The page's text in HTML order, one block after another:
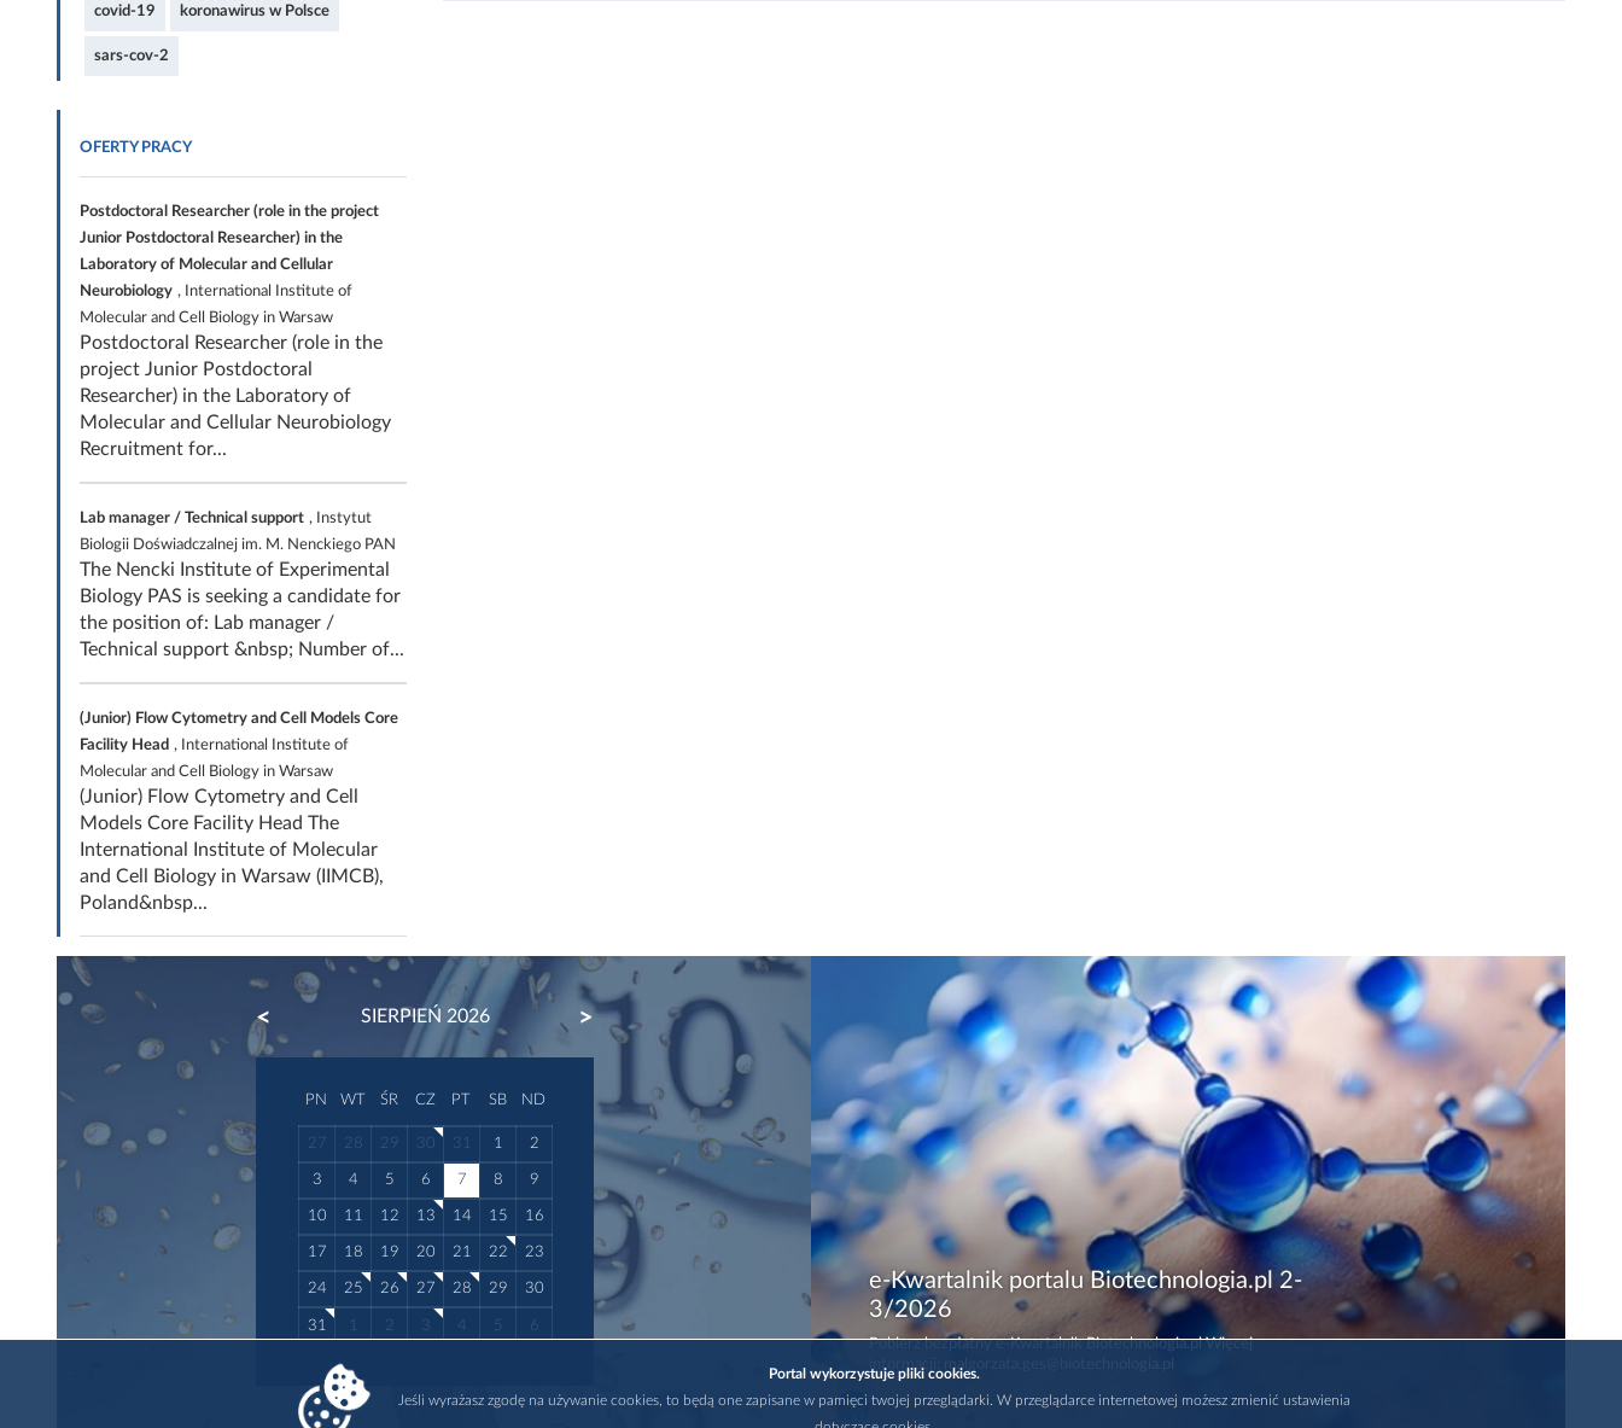
covid-19 koronawirus w Polsce
sars-cov-2
OFERTY PRACY
Postdoctoral Researcher (role in the project
Junior Postdoctoral Researcher) in the
Laboratory of Molecular and Cellular
Neurobiology , International Institute of
Molecular and Cell Biology in Warsaw
Postdoctoral Researcher (role in the
project Junior Postdoctoral
Researcher) in the Laboratory of
Molecular and Cellular Neurobiology
Recruitment for...
Lab manager / Technical support , Instytut
Biologii Doświadczalnej im. M. Nenckiego PAN
The Nencki Institute of Experimental
Biology PAS is seeking a candidate for
the position of: Lab manager /
Technical support &nbsp; Number of...
(Junior) Flow Cytometry and Cell Models Core
Facility Head , International Institute of
Molecular and Cell Biology in Warsaw
(Junior) Flow Cytometry and Cell
Models Core Facility Head The
International Institute of Molecular
and Cell Biology in Warsaw (IIMCB),
Poland&nbsp...
SIERPIEŃ 2026
PREVIOUS NEXT
PN WT ŚR CZ PT SB ND
27 28 29 30 31 1 2
3 4 5 6 7 8 9
10 11 12 13 14 15 16
17 18 19 20 21 22 23
24 25 26 27 28 29 30
31 1 2 3 4 5 6
e-Kwartalnik portalu Biotechnologia.pl 2-
3/2026
Pobierz bezpłatny e-Kwartalnik Biotechnologia.pl Więcej
informacji: malgorzata.ges@biotechnologia.pl
Portal wykorzystuje pliki cookies.
Jeśli wyrażasz zgodę na używanie cookies, to będą one zapisane w pamięci twojej przeglądarki. W przeglądarce internetowej możesz zmienić ustawienia